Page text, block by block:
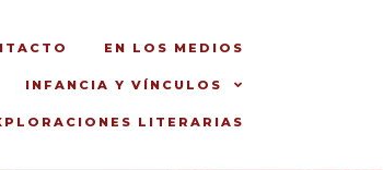
EN LOS MEDIOS
INFANCIA Y VÍNCULOS
LITERARIAS